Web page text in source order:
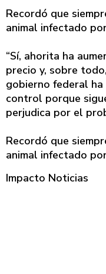
Recordó que
animal infectado
“Sí, ahorita ha
precio y, sobre
gobierno federal
control porque
perjudica por el
Recordó que
animal infectado
Impacto Noticias